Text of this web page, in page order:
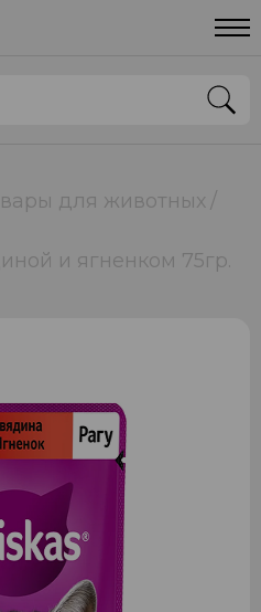
для животных
и ягненком 75гр.